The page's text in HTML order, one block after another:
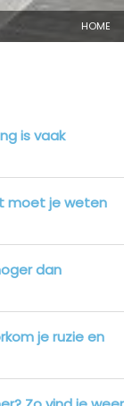
HOME
is vaak
moet je weten
dan
je ruzie en